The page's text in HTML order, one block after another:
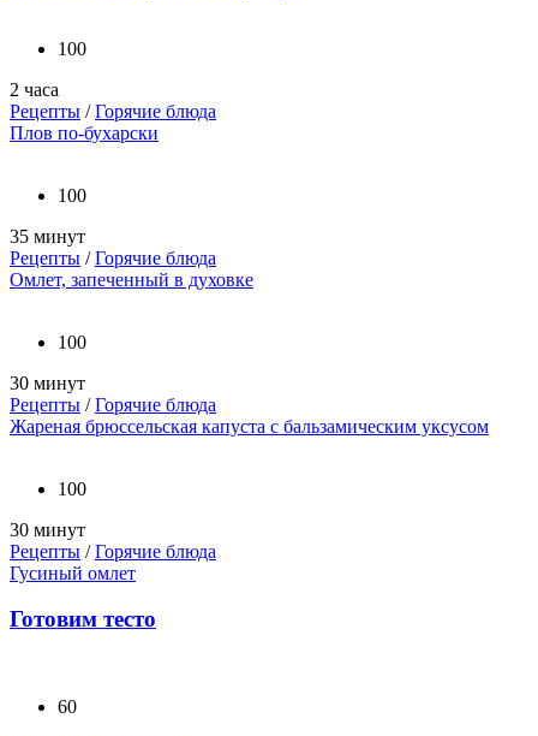
100
2 часа
Рецепты /Горячие блюда
Плов по-бухарски
100
35 минут
Рецепты /Горячие блюда
Омлет, запеченный в духовке
100
30 минут
Рецепты /Горячие блюда
Жареная брюссельская капуста с бальзамическим уксусом
100
30 минут
Рецепты /Горячие блюда
Гусиный омлет
Готовим тесто
60